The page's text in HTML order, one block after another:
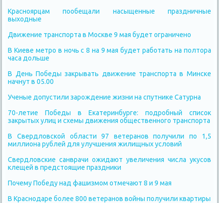
Красноярцам пообещали насыщенные праздничные
выходные
Движение транспорта в Москве 9 мая будет ограничено
В Киеве метро в ночь с 8 на 9 мая будет работать на полтора
часа дольше
В День Победы закрывать движение транспорта в Минске
начнут в 05.00
Ученые допустили зарождение жизни на спутнике Сатурна
70-летие Победы в Екатеринбурге: подробный список
закрытых улиц и схемы движения общественного транспорта
В Свердловской области 97 ветеранов получили по 1,5
миллиона рублей для улучшения жилищных условий
Свердловские санврачи ожидают увеличения числа укусов
клещей в предстоящие праздники
Почему Победу над фашизмом отмечают 8 и 9 мая
В Краснодаре более 800 ветеранов войны получили квартиры